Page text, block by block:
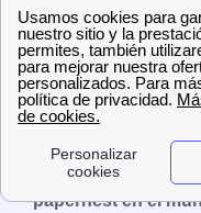
Vodafone Madrid
Vodafone Murcia
Vodafone Valencia
Sobre Zona-
¿Quiénes somos?
El grupo papernest
Aviso legal
papernest en el